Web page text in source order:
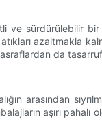
ve sürdürülebilir
azaltmakla
da
arasından
aşırı